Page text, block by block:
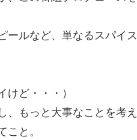
ールなど、単なるスパイ
けど・・・）
もっと大事なことを考
と。